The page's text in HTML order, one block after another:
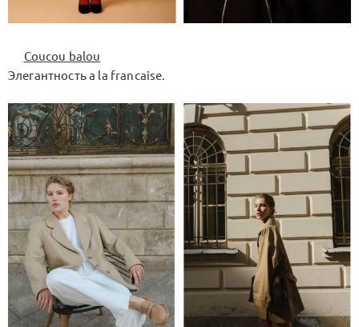
Coucou balou
Элегантность a la francaise.